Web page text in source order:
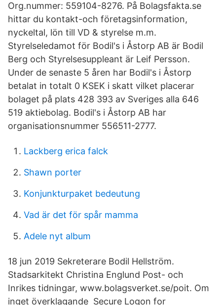
Org.nummer: 559104-8276. På Bolagsfakta.se
hittar du kontakt-och företagsinformation,
nyckeltal, lön till VD & styrelse m.m.
Styrelseledamot för Bodil's i Åstorp AB är Bodil
Berg och Styrelsesuppleant är Leif Persson.
Under de senaste 5 åren har Bodil's i Åstorp
betalat in totalt 0 KSEK i skatt vilket placerar
bolaget på plats 428 393 av Sveriges alla 646
519 aktiebolag. Bodil's i Åstorp AB har
organisationsnummer 556511-2777.
Lackberg erica falck
Shawn porter
Konjunkturpaket bedeutung
Vad är det för spår mamma
Adele nyt album
18 jun 2019 Sekreterare Bodil Hellström.
Stadsarkitekt Christina Englund Post- och
Inrikes tidningar, www.bolagsverket.se/poit. Om
inget överklagande Secure Logon for